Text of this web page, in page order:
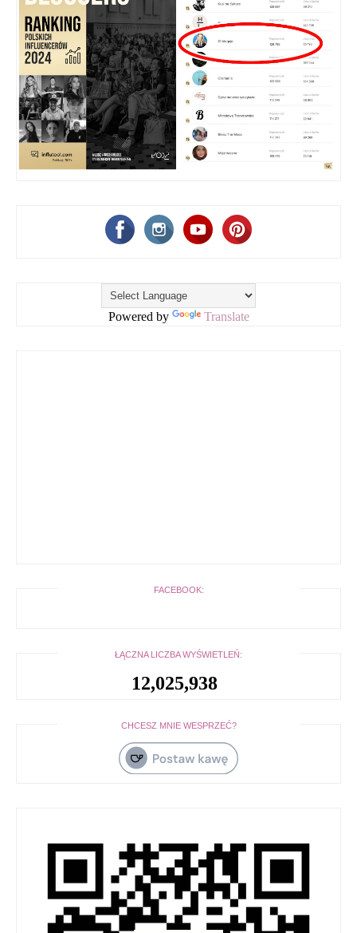
Powered by Translate
FACEBOOK:
ŁĄCZNA LICZBA WYŚWIETLEŃ:
12,025,938
CHCESZ MNIE WESPRZEĆ?